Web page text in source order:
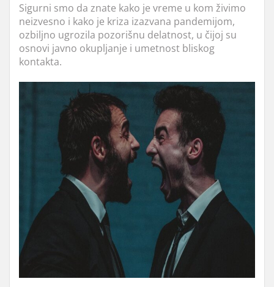
Sigurni smo da znate kako je vreme u kom živimo
neizvesno i kako je kriza izazvana pandemijom,
ozbiljno ugrozila pozorišnu delatnost, u čijoj su
osnovi javno okupljanje i umetnost bliskog
kontakta.